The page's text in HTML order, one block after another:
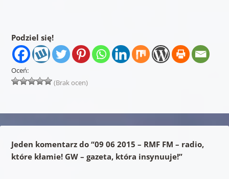
Podziel się!
Oceń:
(Brak ocen)
Jeden komentarz do “09 06 2015 – RMF FM – radio,
które kłamie! GW – gazeta, która insynuuje!”